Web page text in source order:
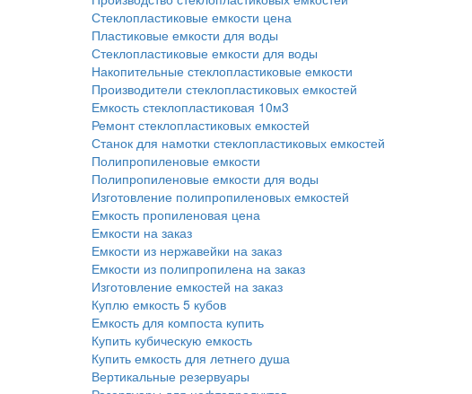
Стеклопластиковые емкости цена
Пластиковые емкости для воды
Стеклопластиковые емкости для воды
Накопительные стеклопластиковые емкости
Производители стеклопластиковых емкостей
Емкость стеклопластиковая 10м3
Ремонт стеклопластиковых емкостей
Станок для намотки стеклопластиковых емкостей
Полипропиленовые емкости
Полипропиленовые емкости для воды
Изготовление полипропиленовых емкостей
Емкость пропиленовая цена
Емкости на заказ
Емкости из нержавейки на заказ
Емкости из полипропилена на заказ
Изготовление емкостей на заказ
Куплю емкость 5 кубов
Емкость для компоста купить
Купить кубическую емкость
Купить емкость для летнего душа
Вертикальные резервуары